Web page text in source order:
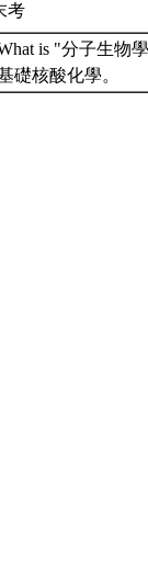
考
is "分子生物
礎核酸化學。